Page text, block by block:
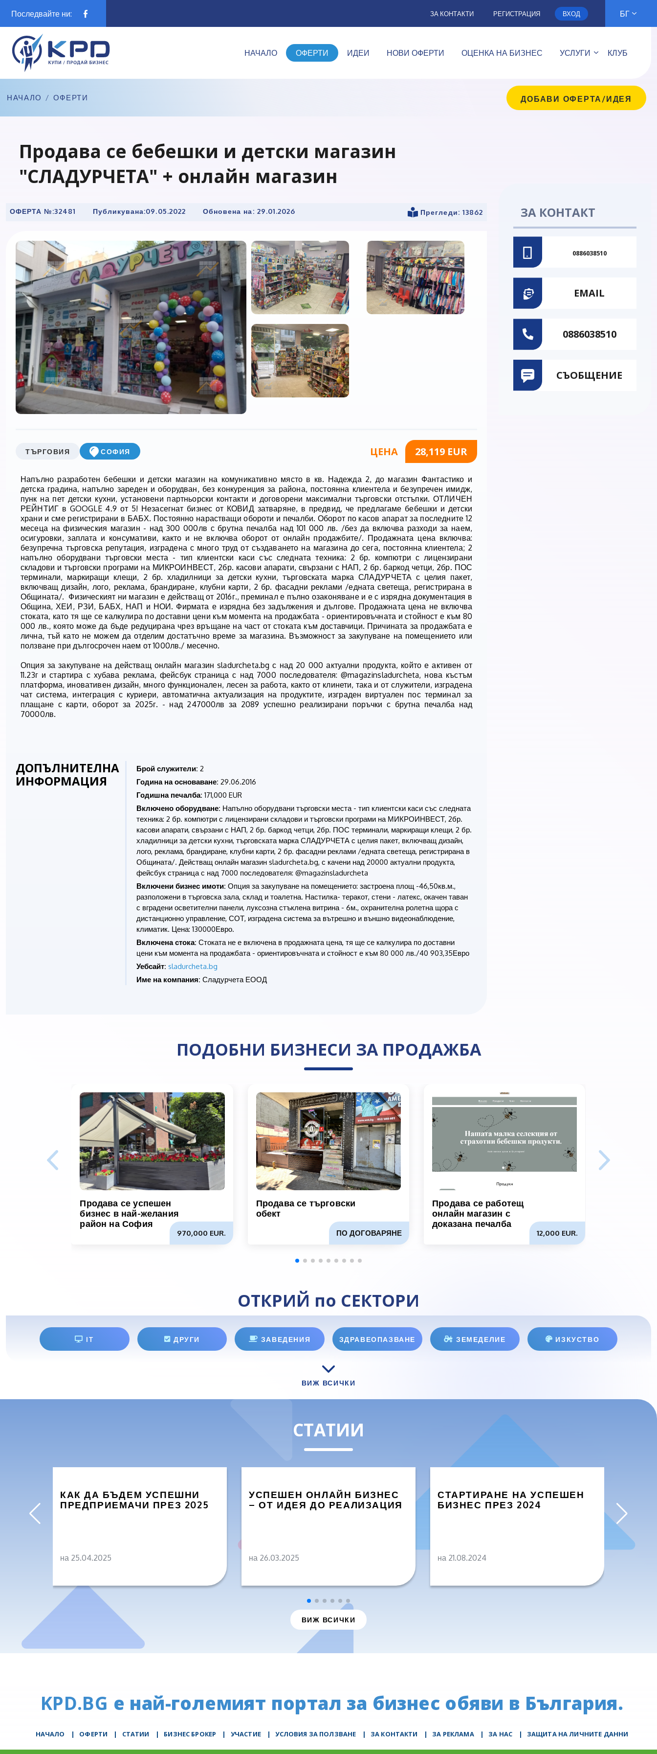
Последвайте ни: ЗА КОНТАКТИ РЕГИСТРАЦИЯ ВХОД БГ
НАЧАЛО ОФЕРТИ ИДЕИ НОВИ ОФЕРТИ ОЦЕНКА НА БИЗНЕС УСЛУГИ КЛУБ
НАЧАЛО / ОФЕРТИ ДОБАВИ ОФЕРТА/ИДЕЯ
Продава се бебешки и детски магазин
"СЛАДУРЧЕТА" + онлайн магазин
ОФЕРТА №:32481 Публикувана:09.05.2022 Обновена на: 29.01.2026 Прегледи: 13862
ЦЕНА 28,119 EUR
ТЪРГОВИЯ СОФИЯ
Напълно разработен бебешки и детски магазин на комуникативно място в кв. Надежда 2, до магазин Фантастико и
детска градина, напълно зареден и оборудван, без конкуренция за района, постоянна клиентела и безупречен имидж,
пунк на пет детски кухни, установени партньорски контакти и договорени максимални търговски отстъпки. ОТЛИЧЕН
РЕЙНТИГ в GOOGLE 4.9 от 5! Незасегнат бизнес от КОВИД затваряне, в предвид, че предлагаме бебешки и детски
храни и сме регистрирани в БАБХ. Постоянно нарастващи обороти и печалби. Оборот по касов апарат за последните 12
месеца на физическия магазин - над 300 000лв с брутна печалба над 101 000 лв. /без да включва разходи за наем,
осигуровки, заплата и консумативи, както и не включва оборот от онлайн продажбите/. Продажната цена включва:
безупречна търговска репутация, изградена с много труд от създаването на магазина до сега, постоянна клиентела; 2
напълно оборудвани търговски места - тип клиентски каси със следната техника: 2 бр. компютри с лицензирани
складови и търговски програми на МИКРОИНВЕСТ, 2бр. касови апарати, свързани с НАП, 2 бр. баркод четци, 2бр. ПОС
терминали, маркиращи клещи, 2 бр. хладилници за детски кухни, търговската марка СЛАДУРЧЕТА с целия пакет,
включващ дизайн, лого, реклама, брандиране, клубни карти, 2 бр. фасадни реклами /едната светеща, регистрирана в
Общината/. Физическият ни магазин е действащ от 2016г., преминал е пълно озаконяване и е с изрядна документация в
Община, ХЕИ, РЗИ, БАБХ, НАП и НОИ. Фирмата е изрядна без задължения и дългове. Продажната цена не включва
стоката, като тя ще се калкулира по доставни цени към момента на продажбата - ориентировъчната и стойност е към 80
000 лв., която може да бъде редуцирана чрез връщане на част от стоката към доставчици. Причината за продажбата е
лична, тъй като не можем да отделим достатъчно време за магазина. Възможност за закупуване на помещението или
ползване при дългосрочен наем от 1000лв./ месечно.
Опция за закупуване на действащ онлайн магазин sladurcheta.bg с над 20 000 актуални продукта, който е активен от
11.23г и стартира с хубава реклама, фейсбук страница с над 7000 последователя: @magazinsladurcheta, нова къстъм
платформа, иновативен дизайн, много функционален, лесен за работа, както от клинети, така и от служители, изградена
чат система, интеграция с куриери, автоматична актуализация на продуктите, изграден виртуален пос терминал за
плащане с карти, оборот за 2025г. - над 247000лв за 2089 успешно реализирани поръчки с брутна печалба над
70000лв.
ДОПЪЛНИТЕЛНА
ИНФОРМАЦИЯ
Брой служители: 2
Година на основаване: 29.06.2016
Годишна печалба: 171,000 EUR
Включено оборудване: Напълно оборудвани търговски места - тип клиентски каси със следната
техника: 2 бр. компютри с лицензирани складови и търговски програми на МИКРОИНВЕСТ, 2бр.
касови апарати, свързани с НАП, 2 бр. баркод четци, 2бр. ПОС терминали, маркиращи клещи, 2 бр.
хладилници за детски кухни, търговската марка СЛАДУРЧЕТА с целия пакет, включващ дизайн,
лого, реклама, брандиране, клубни карти, 2 бр. фасадни реклами /едната светеща, регистрирана в
Общината/. Действащ онлайн магазин sladurcheta.bg, с качени над 20000 актуални продукта,
фейсбук страница с над 7000 последователя: @magazinsladurcheta
Включени бизнес имоти: Опция за закупуване на помещението: застроена площ -46,50кв.м.,
разположени в търговска зала, склад и тоалетна. Настилка- теракот, стени - латекс, окачен таван
с вградени осветителни панели, луксозна стъклена витрина - 6м., охранителна ролетна щора с
дистанционно управление, СОТ, изградена система за вътрешно и външно видеонаблюдение,
климатик. Цена: 130000Евро.
Включена стока: Стоката не е включена в продажната цена, тя ще се калкулира по доставни
цени към момента на продажбата - ориентировъчната и стойност е към 80 000 лв./40 903,35Евро
Уебсайт: sladurcheta.bg
Име на компания: Сладурчета ЕООД
ЗА КОНТАКТ
0886038510
EMAIL
0886038510
СЪОБЩЕНИЕ
ПОДОБНИ БИЗНЕСИ ЗА ПРОДАЖБА
Продава се успешен
бизнес в най-желания
район на София
970,000 EUR.
Продава се търговски
обект
ПО ДОГОВАРЯНЕ
Продава се работещ
онлайн магазин с
доказана печалба
12,000 EUR.
ОТКРИЙ по СЕКТОРИ
IT ДРУГИ ЗАВЕДЕНИЯ ЗДРАВЕОПАЗВАНЕ ЗЕМЕДЕЛИЕ ИЗКУСТВО
ВИЖ ВСИЧКИ
СТАТИИ
КАК ДА БЪДЕМ УСПЕШНИ
ПРЕДПРИЕМАЧИ ПРЕЗ 2025
на 25.04.2025
УСПЕШЕН ОНЛАЙН БИЗНЕС
– ОТ ИДЕЯ ДО РЕАЛИЗАЦИЯ
на 26.03.2025
СТАРТИРАНЕ НА УСПЕШЕН
БИЗНЕС ПРЕЗ 2024
на 21.08.2024
ВИЖ ВСИЧКИ
KPD.BG е най-големият портал за бизнес обяви в България.
НАЧАЛО | ОФЕРТИ | СТАТИИ | БИЗНЕС БРОКЕР | УЧАСТИЕ | УСЛОВИЯ ЗА ПОЛЗВАНЕ | ЗА КОНТАКТИ | ЗА РЕКЛАМА | ЗА НАС | ЗАЩИТА НА ЛИЧНИТЕ ДАННИ